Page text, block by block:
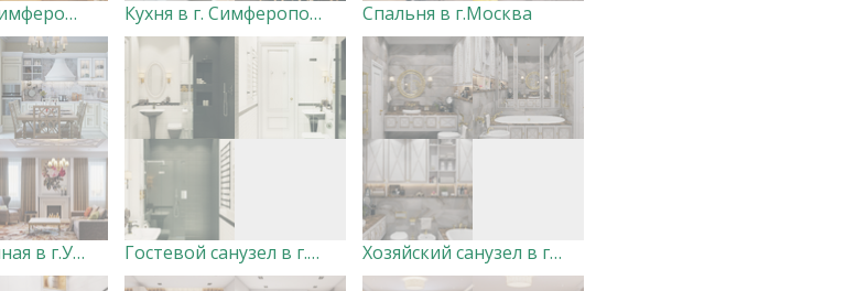
Санузел в г.Симферополь. Кухня в г. Симферополь Спальня в г.Москва
Кухня и гостиная в г.Уфа Гостевой санузел в г.Уфа Хозяйский санузел в г.Уфа